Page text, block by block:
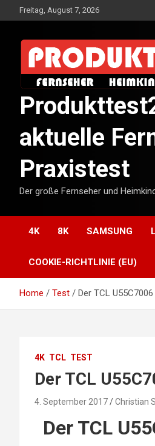
to
Freitag, August 7, 2026
aktuelle
Praxistest
Der große Fernseher und
4K 8K SAMSUNG
COOKIE-RICHTLINIE (EU)
Home Test Der TCL
4K TCL TEST
Der TCL
4. September 2017 Christian
Der TCL